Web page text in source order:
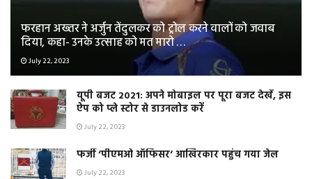
फरहान अख्तर ने अर्जुन तेंदुलकर को ट्रोल करने वालों को जवाब
दिया, कहा- उनके उत्साह को मत मारो …
July 22, 2023
यूपी बजट 2021: अपने मोबाइल पर पूरा बजट देखें, इस
ऐप को प्ले स्टोर से डाउनलोड करें
July 22, 2023
फर्जी ‘पीएमओ ऑफिसर‘ आखिरकार पहुंच गया जेल
July 22, 2023